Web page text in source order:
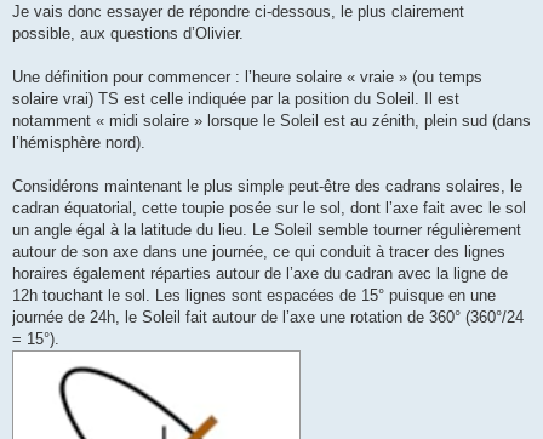
Je vais donc essayer de répondre ci-dessous, le plus clairement
possible, aux questions d’Olivier.
Une définition pour commencer : l’heure solaire « vraie » (ou temps
solaire vrai) TS est celle indiquée par la position du Soleil. Il est
notamment « midi solaire » lorsque le Soleil est au zénith, plein sud (dans
l’hémisphère nord).
Considérons maintenant le plus simple peut-être des cadrans solaires, le
cadran équatorial, cette toupie posée sur le sol, dont l’axe fait avec le sol
un angle égal à la latitude du lieu. Le Soleil semble tourner régulièrement
autour de son axe dans une journée, ce qui conduit à tracer des lignes
horaires également réparties autour de l’axe du cadran avec la ligne de
12h touchant le sol. Les lignes sont espacées de 15° puisque en une
journée de 24h, le Soleil fait autour de l’axe une rotation de 360° (360°/24
= 15°).